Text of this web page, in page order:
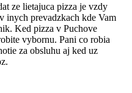
ze lietajuca pizza je vzdy
inych prevadzkach kde Vam
Ked pizza v Puchove
vybornu. Pani co robia
za obsluhu aj ked uz